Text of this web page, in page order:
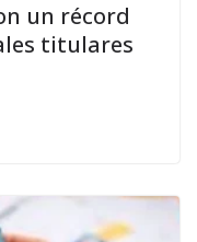
un récord
titulares